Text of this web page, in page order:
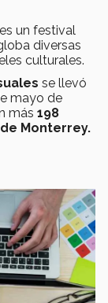
es un festival
diversas
culturales.
se llevó
mayo de
más 198
Monterrey.